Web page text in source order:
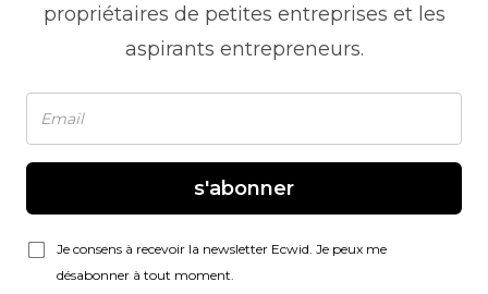
propriétaires de petites entreprises et les
aspirants entrepreneurs.
s'abonner
Je consens à recevoir la newsletter Ecwid. Je peux me
désabonner à tout moment.